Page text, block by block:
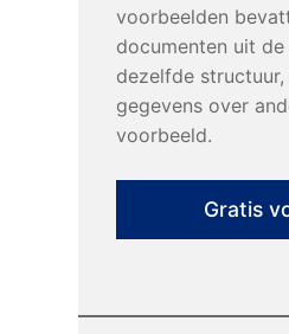
voorbeelden
documenten uit
dezelfde structuur,
gegevens over
voorbeeld.
Gratis